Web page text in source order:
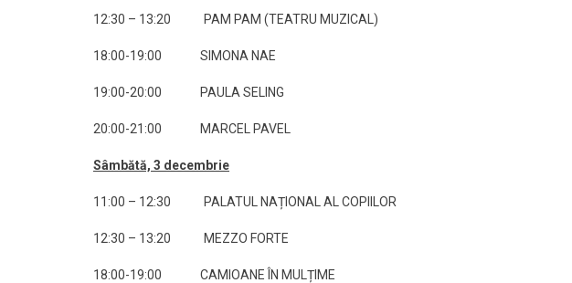
12:30 – 13:20 PAM PAM (TEATRU MUZICAL)
18:00-19:00 SIMONA NAE
19:00-20:00 PAULA SELING
20:00-21:00 MARCEL PAVEL
Sâmbătă, 3 decembrie
11:00 – 12:30 PALATUL NAȚIONAL AL COPIILOR
12:30 – 13:20 MEZZO FORTE
18:00-19:00 CAMIOANE ÎN MULȚIME